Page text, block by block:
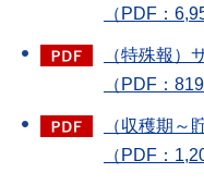
（PDF：
（特殊報）
（PDF：
（収穫期～
（PDF：